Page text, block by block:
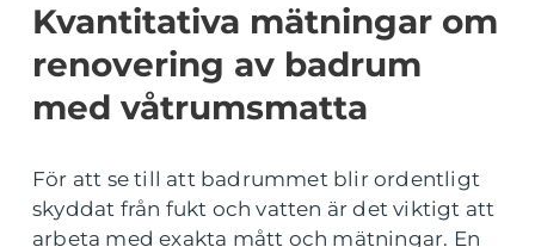
Kvantitativa mätningar om
renovering av badrum
med våtrumsmatta
För att se till att badrummet blir ordentligt
skyddat från fukt och vatten är det viktigt att
arbeta med exakta mått och mätningar. En